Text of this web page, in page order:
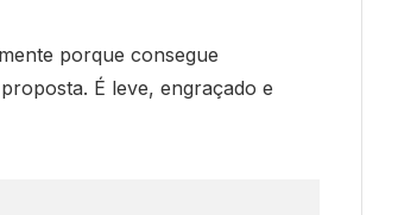
porque consegue
É leve, engraçado e